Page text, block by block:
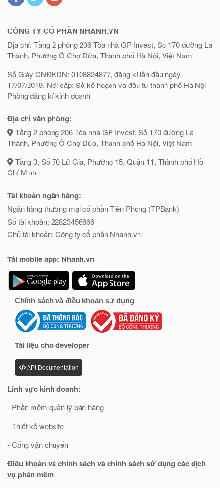
CÔNG TY CỔ PHẦN NHANH.VN
Địa chỉ: Tầng 2 phòng 206 Tòa nhà GP Invest, Số 170 đường La
Thành, Phường Ô Chợ Dừa, Thành phố Hà Nội, Việt Nam.
Số Giấy CNĐKDN: 0108824877, đăng kí lần đầu ngày
17/07/2019. Nơi cấp: Sở kế hoạch và đầu tư thành phố Hà Nội -
Phòng đăng kí kinh doanh
Địa chỉ văn phòng:
Tầng 2 phòng 206 Tòa nhà GP Invest, Số 170 đường La
Thành, Phường Ô Chợ Dừa, Thành phố Hà Nội, Việt Nam
Tầng 3, Số 70 Lữ Gia, Phường 15, Quận 11, Thành phố Hồ
Chí Minh
Tài khoản ngân hàng:
Ngân hàng thương mại cổ phần Tiên Phong (TPBank)
Số tài khoản: 22823456666
Chủ tài khoản: Công ty cổ phần Nhanh.vn
Tải mobile app: Nhanh.vn
Chính sách và điều khoản sử dụng
Tài liệu cho developer
API Documentation
Lĩnh vực kinh doanh:
- Phần mềm quản lý bán hàng
- Thiết kế website
- Cổng vận chuyển
Điều khoản và chính sách và chính sách sử dụng các dịch
vụ phần mềm